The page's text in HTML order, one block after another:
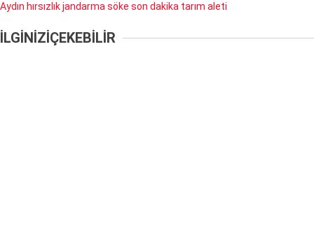
Aydın hırsızlıkjandarma söke son dakika tarım aleti
İLGİNİZİÇEKEBİLİR